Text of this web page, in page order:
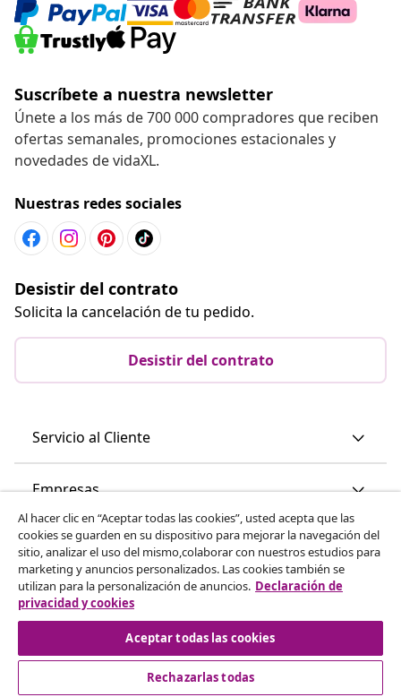
Suscríbete a nuestra newsletter
Únete a los más de 700 000 compradores que reciben
ofertas semanales, promociones estacionales y
novedades de vidaXL.
Nuestras redes sociales
Desistir del contrato
Solicita la cancelación de tu pedido.
Desistir del contrato
Servicio al Cliente
Empresas
vidaXL
Descubre mas
Al hacer clic en “Aceptar todas las cookies”, usted acepta que las
cookies se guarden en su dispositivo para mejorar la navegación del
sitio, analizar el uso del mismo,colaborar con nuestros estudios para
marketing y anuncios personalizados. Las cookies también se
utilizan para la personalización de anuncios. Declaración de
privacidad y cookies
Aceptar todas las cookies
Rechazarlas todas